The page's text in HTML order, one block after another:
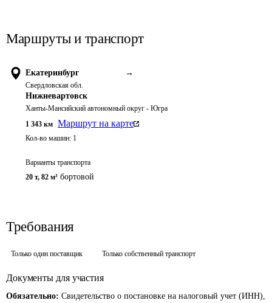
Маршруты и транспорт
Екатеринбург →
Свердловская обл.
Нижневартовск
Ханты-Мансийский автономный округ - Югра
1 343 км Маршрут на карте
Кол-во машин: 1
Варианты транспорта
20 т, 82 м³ бортовой
Требования
Только один поставщик Только собственный транспорт
Документы для участия
Обязательно: Свидетельство о постановке на налоговый учет (ИНН),